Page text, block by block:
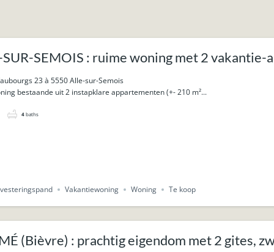
SUR-SEMOIS : ruime woning met 2 vakantie-
23 à 5550 Alle-sur-Semois
bestaande uit 2 instapklare appartementen (+- 210 m²...
4 baths
Vakantiewoning Woning Te koop
(Bièvre) : prachtig eigendom met 2 gites,